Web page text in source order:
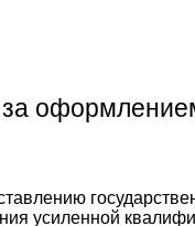
усиленной